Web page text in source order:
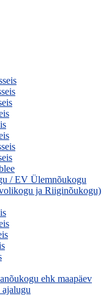
/ EV Ülemnõukogu
ja Riiginõukogu)
ehk maapäev